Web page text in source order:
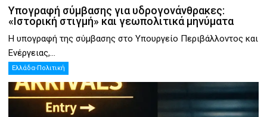
Υπογραφή σύμβασης για υδρογονάνθρακες:
«Ιστορική στιγμή» και γεωπολιτικά μηνύματα
Η υπογραφή της σύμβασης στο Υπουργείο Περιβάλλοντος και
Ενέργειας,...
Ελλάδα-Πολιτική